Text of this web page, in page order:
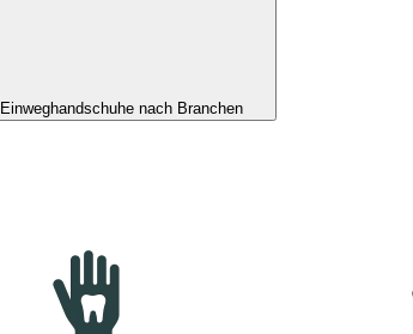
Einweghandschuhe nach Branchen